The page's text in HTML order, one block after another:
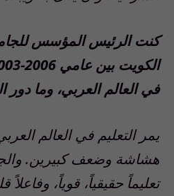
كنت الرئيس المؤسس
في العالم العربي، وما دور
يمر التعليم في العالم
هشاشة وضعف كبيرين.
تعليماً حقيقياً، قوياً، وفاعلاً